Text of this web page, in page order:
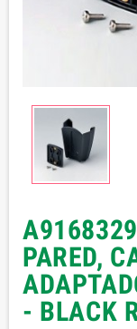
PARED,
- BLACK